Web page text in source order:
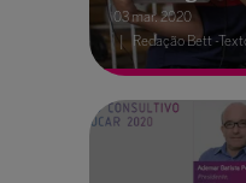
03 mar. 2020
Redação Bett -